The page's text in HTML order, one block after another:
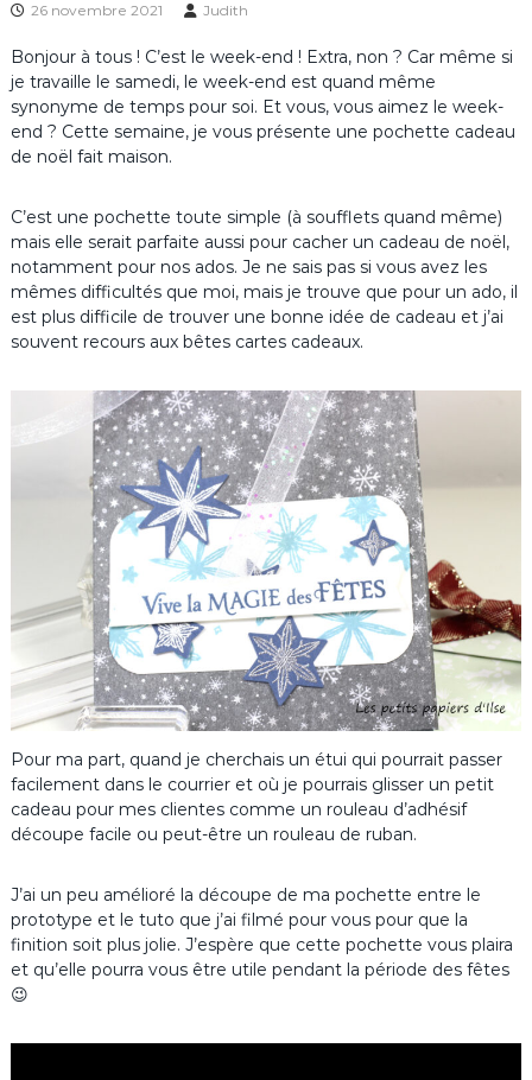
26 novembre 2021 Judith
Bonjour à tous ! C’est le week-end ! Extra, non ? Car même si
je travaille le samedi, le week-end est quand même
synonyme de temps pour soi. Et vous, vous aimez le week-
end ? Cette semaine, je vous présente une pochette cadeau
de noël fait maison.
C’est une pochette toute simple (à soufflets quand même)
mais elle serait parfaite aussi pour cacher un cadeau de noël,
notamment pour nos ados. Je ne sais pas si vous avez les
mêmes difficultés que moi, mais je trouve que pour un ado, il
est plus difficile de trouver une bonne idée de cadeau et j’ai
souvent recours aux bêtes cartes cadeaux.
Pour ma part, quand je cherchais un étui qui pourrait passer
facilement dans le courrier et où je pourrais glisser un petit
cadeau pour mes clientes comme un rouleau d’adhésif
découpe facile ou peut-être un rouleau de ruban.
J’ai un peu amélioré la découpe de ma pochette entre le
prototype et le tuto que j’ai filmé pour vous pour que la
finition soit plus jolie. J’espère que cette pochette vous plaira
et qu’elle pourra vous être utile pendant la période des fêtes
😉